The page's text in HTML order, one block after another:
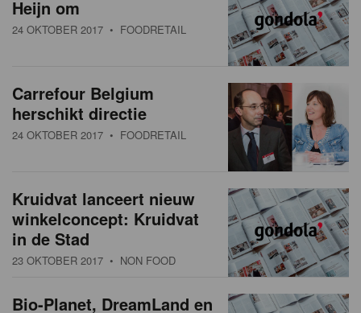
c
h
Heijn om
24 OKTOBER 2017 • FOODRETAIL
Carrefour Belgium
herschikt directie
24 OKTOBER 2017 • FOODRETAIL
Kruidvat lanceert nieuw
winkelconcept: Kruidvat
in de Stad
23 OKTOBER 2017 • NON FOOD
Bio-Planet, DreamLand en